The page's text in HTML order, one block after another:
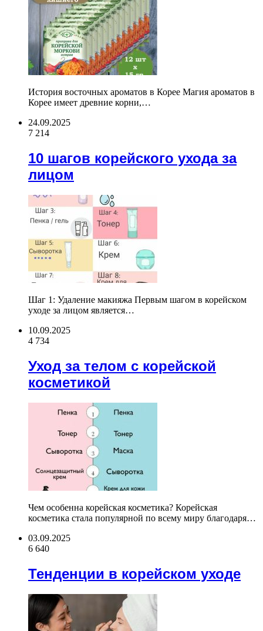
История восточных ароматов в Корее Магия ароматов в
Корее имеет древние корни,…
24.09.2025
7 214
10 шагов корейского ухода за
лицом
Шаг 1: Удаление макияжа Первым шагом в корейском
уходе за лицом является…
10.09.2025
4 734
Уход за телом с корейской
косметикой
Чем особенна корейская косметика? Корейская
косметика стала популярной по всему миру благодаря…
03.09.2025
6 640
Тенденции в корейском уходе